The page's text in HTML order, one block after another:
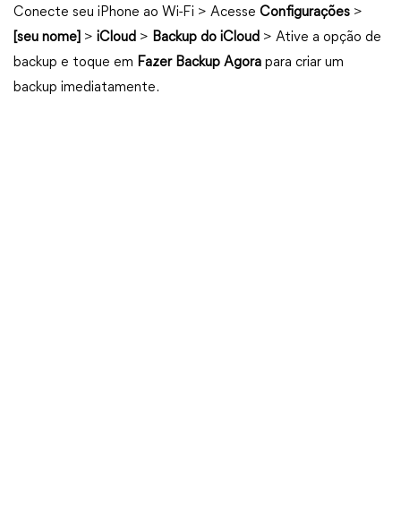
Conecte seu iPhone ao Wi-Fi > Acesse Configurações >
[seu nome] > iCloud > Backup do iCloud > Ative a opção de
backup e toque em Fazer Backup Agora para criar um
backup imediatamente.